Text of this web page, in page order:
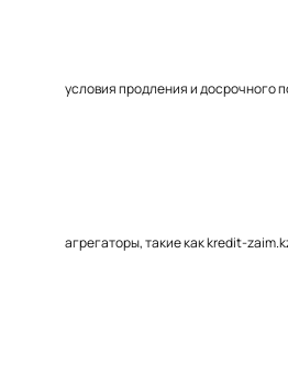
условия продления и досрочного
агрегаторы, такие как kredit-